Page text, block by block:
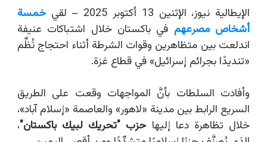
الإيطالية نيوز، الإثنين 13 أكتوبر 2025 – لقي
خمسة
أشخاص مصرعهم في باكستان خلال اشتباكات عنيفة
اندلعت بين متظاهرين وقوات الشرطة أثناء احتجاج نُظِّم
«تنديدًا بجرائم إسرائيل» في قطاع غزة.
وأفادت السلطات بأنَّ المواجهات وقعت على الطريق
السريع الرابط بين مدينة «لاهور» والعاصمة «إسلام آباد»،
خلال تظاهرة دعا إليهاحزب "تحريك لبيك باكستان"،